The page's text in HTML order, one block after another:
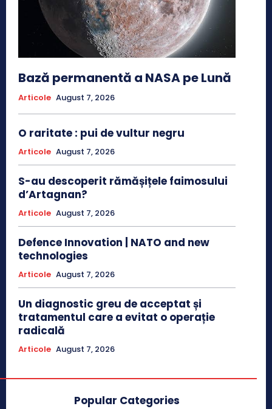
Bază permanentă a NASA pe Lună
Articole August 7, 2026
O raritate : pui de vultur negru
Articole August 7, 2026
S-au descoperit rămășițele faimosului
d’Artagnan?
Articole August 7, 2026
Defence Innovation | NATO and new
technologies
Articole August 7, 2026
Un diagnostic greu de acceptat și
tratamentul care a evitat o operație
radicală
Articole August 7, 2026
Popular Categories